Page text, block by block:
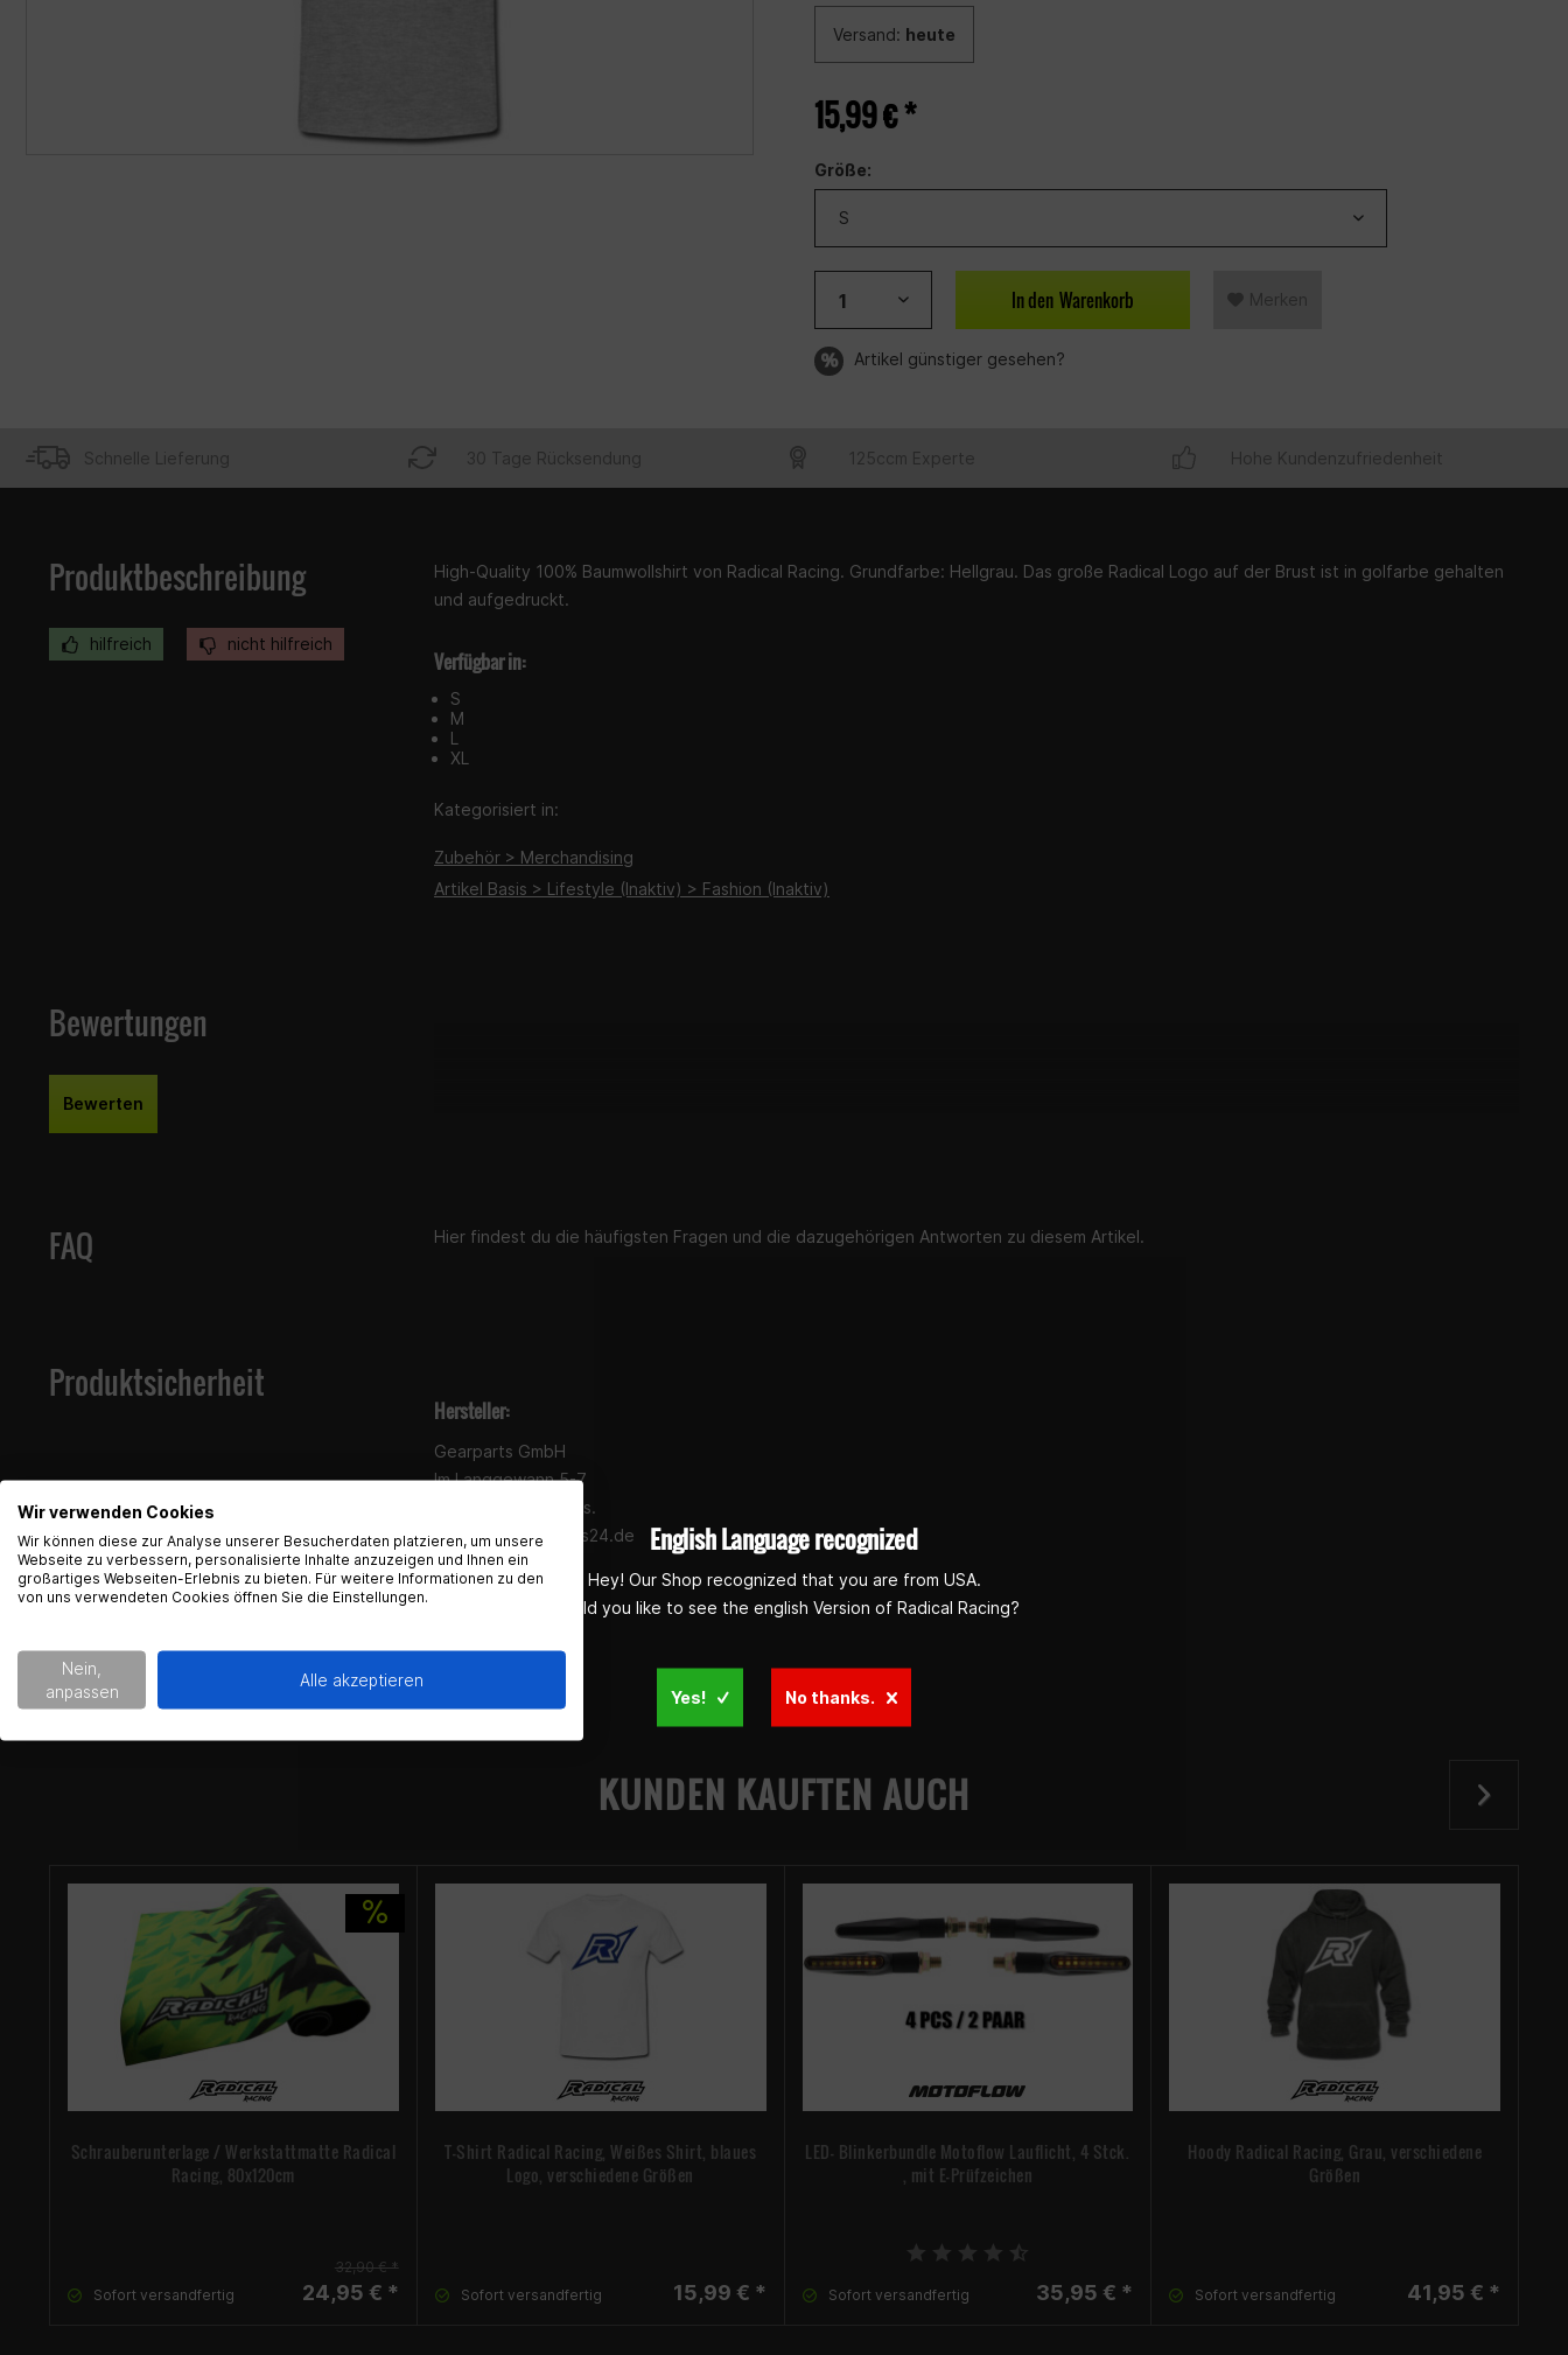
Versand: heute
15,99 € *
Größe:
In den Warenkorb Merken
Artikel günstiger gesehen?
Schnelle Lieferung 30 Tage Rücksendung 125ccm Experte Hohe Kundenzufriedenheit
Produktbeschreibung
hilfreich nicht hilfreich
High-Quality 100% Baumwollshirt von Radical Racing. Grundfarbe: Hellgrau. Das große Radical Logo auf der Brust ist in golfarbe gehalten
und aufgedruckt.
Verfügbar in:
S
M
L
XL
Kategorisiert in:
Zubehör > Merchandising
Artikel Basis > Lifestyle (Inaktiv) > Fashion (Inaktiv)
Bewertungen
Bewerten
FAQ Hier findest du die häufigsten Fragen und die dazugehörigen Antworten zu diesem Artikel.
Produktsicherheit
Hersteller:
Gearparts GmbH
Im Langgewann 5-7
65719 Hofheim a.Ts.
support@gearparts24.de
KUNDEN KAUFTEN AUCH
Schrauberunterlage / Werkstattmatte Radical
Racing, 80x120cm
Sofort versandfertig
32,90 € *
24,95 € *
T-Shirt Radical Racing, Weißes Shirt, blaues
Logo, verschiedene Größen
Sofort versandfertig 15,99 € *
LED- Blinkerbundle Motoflow Lauflicht, 4 Stck.
, mit E-Prüfzeichen
Sofort versandfertig 35,95 € *
Hoody Radical Racing, Grau, verschiedene
Größen
Sofort versandfertig 41,95 € *
English Language recognized
Hey! Our Shop recognized that you are from USA.
Would you like to see the english Version of Radical Racing?
Yes! No thanks.
Wir verwenden Cookies
Wir können diese zur Analyse unserer Besucherdaten platzieren, um unsere
Webseite zu verbessern, personalisierte Inhalte anzuzeigen und Ihnen ein
großartiges Webseiten-Erlebnis zu bieten. Für weitere Informationen zu den
von uns verwendeten Cookies öffnen Sie die Einstellungen.
Nein,
anpassen
Alle akzeptieren